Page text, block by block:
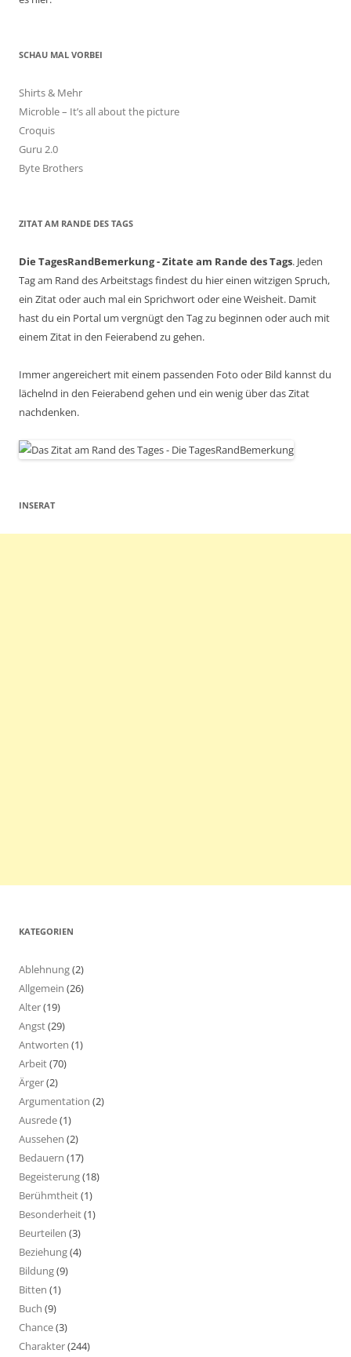
SCHAU MAL VORBEI
Shirts & Mehr
Microble – It’s all about the picture
Croquis
Guru 2.0
Byte Brothers
ZITAT AM RANDE DES TAGS
Die TagesRandBemerkung - Zitate am Rande des Tags. Jeden
Tag am Rand des Arbeitstags findest du hier einen witzigen Spruch,
ein Zitat oder auch mal ein Sprichwort oder eine Weisheit. Damit
hast du ein Portal um vergnügt den Tag zu beginnen oder auch mit
einem Zitat in den Feierabend zu gehen.
Immer angereichert mit einem passenden Foto oder Bild kannst du
lächelnd in den Feierabend gehen und ein wenig über das Zitat
nachdenken.
INSERAT
KATEGORIEN
Ablehnung(2)
Allgemein (26)
Alter(19)
Angst(29)
Antworten (1)
Arbeit(70)
Ärger(2)
Argumentation (2)
Ausrede(1)
Aussehen (2)
Bedauern (17)
Begeisterung(18)
Berühmtheit(1)
Besonderheit(1)
Beurteilen (3)
Beziehung(4)
Bildung(9)
Bitten (1)
Buch (9)
Chance(3)
Charakter(244)